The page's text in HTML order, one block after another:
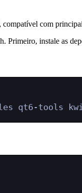
compatível com
Primeiro, instale as
qt6-tools